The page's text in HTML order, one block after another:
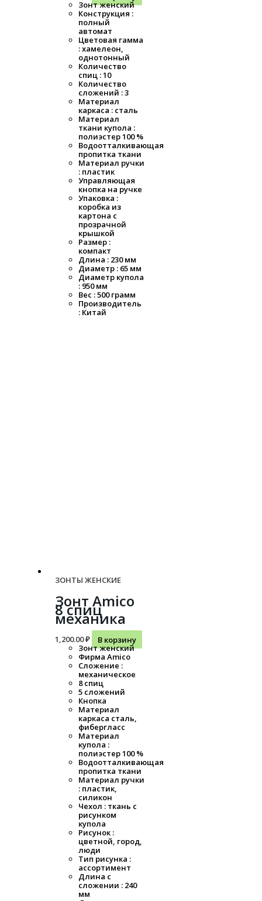
Зонт женский
Конструкция :
полный
автомат
Цветовая гамма
: хамелеон,
однотонный
Количество
спиц : 10
Количество
сложений : 3
Материал
каркаса : сталь
Материал
ткани купола :
полиэстер 100 %
Водоотталкивающая
пропитка ткани
Материал ручки
: пластик
Управляющая
кнопка на ручке
Упаковка :
коробка из
картона с
прозрачной
крышкой
Размер :
компакт
Длина : 230 мм
Диаметр : 65 мм
Диаметр купола
: 950 мм
Вес : 500 грамм
Производитель
: Китай
ЗОНТЫ ЖЕНСКИЕ
Зонт Amico
8 спиц
механика
1,200.00₽
В корзину
Зонт женский
Фирма Amico
Сложение :
механическое
8 спиц
5 сложений
Кнопка
Материал
каркаса сталь,
фибергласс
Материал
купола :
полиэстер 100 %
Водоотталкивающая
пропитка ткани
Материал ручки
: пластик,
силикон
Чехол : ткань с
рисунком
купола
Рисунок :
цветной, город,
люди
Тип рисунка :
ассортимент
Длина с
сложении : 240
мм